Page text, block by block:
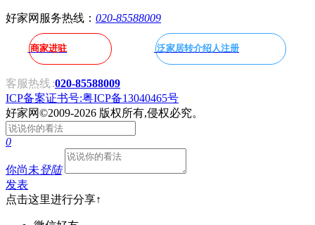
好家网服务热线： 020-85588009
商家进驻 泛家居转介绍人注册
客服热线 :020-85588009
ICP备案证书号:粤ICP备13040465号
好家网©2009-2026 版权所有,侵权必究。
0
你尚未登陆
发表
点击这里进行分享↑